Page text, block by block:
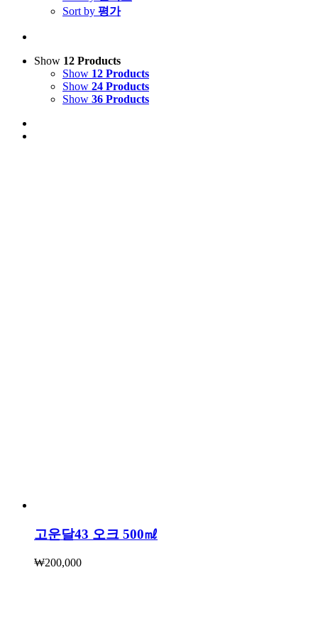
Sort by 평가
Show 12 Products
Show 12 Products
Show 24 Products
Show 36 Products
고운달43 오크 500㎖
₩200,000